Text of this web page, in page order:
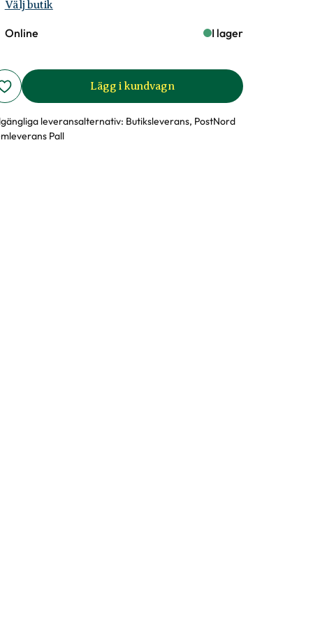
Välj butik
Online I lager
Lägg i kundvagn
leveransalternativ: Butiksleverans, PostNord
Pall